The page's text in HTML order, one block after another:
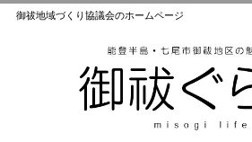
御祓地域づくり協議会のホームページ